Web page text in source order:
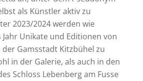
als Künstler aktiv zu
2023/2024 werden wie
Jahr Unikate und Editionen von
Gamsstadt Kitzbühel zu
in der Galerie, als auch in den
Schloss Lebenberg am Fusse